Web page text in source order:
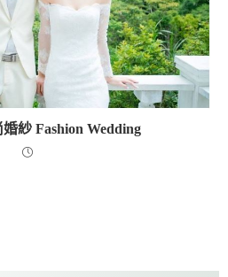
紗 Fashion Wedding